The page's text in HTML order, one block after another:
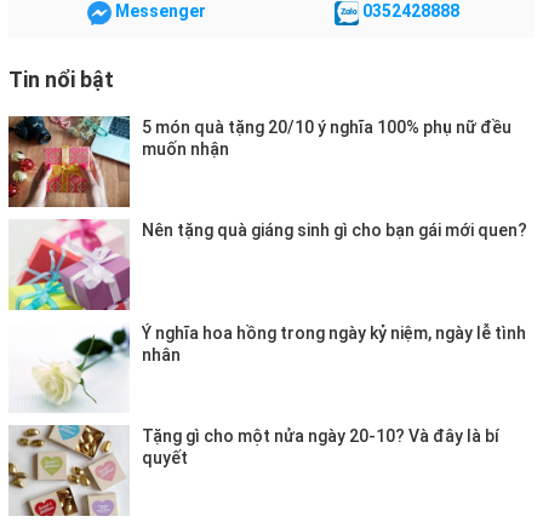
Messenger 0352428888
Tin nổi bật
5 món quà tặng 20/10 ý nghĩa 100% phụ nữ đều
muốn nhận
Nên tặng quà giáng sinh gì cho bạn gái mới quen?
Ý nghĩa hoa hồng trong ngày kỷ niệm, ngày lễ tình
nhân
Tặng gì cho một nửa ngày 20-10? Và đây là bí
quyết